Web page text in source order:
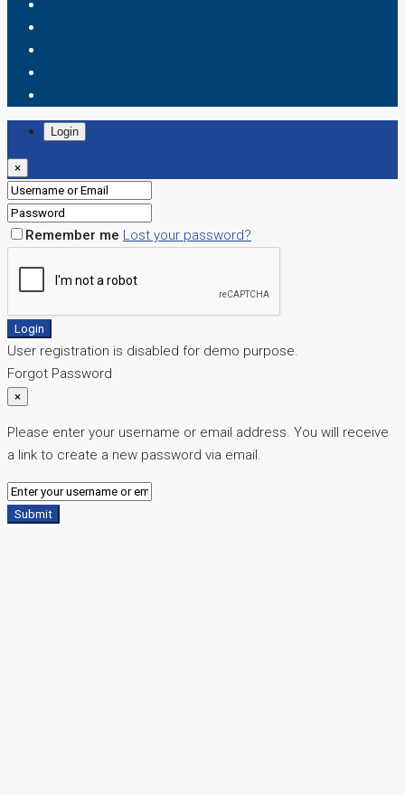
Login
×
Remember me Lost your password?
Login
User registration is disabled for demo purpose.
Forgot Password
×
Please enter your username or email address. You will receive
a link to create a new password via email.
Submit